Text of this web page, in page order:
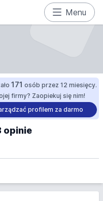
Menu
171 osób przez 12 miesięcy.
firmy? Zaopiekuj się nim!
profilem za darmo
opinie